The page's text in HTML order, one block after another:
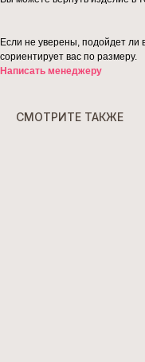
Если не уверены, подойдет
сориентирует вас по размеру.
Написать менеджеру
СМОТРИТЕ ТАКЖЕ